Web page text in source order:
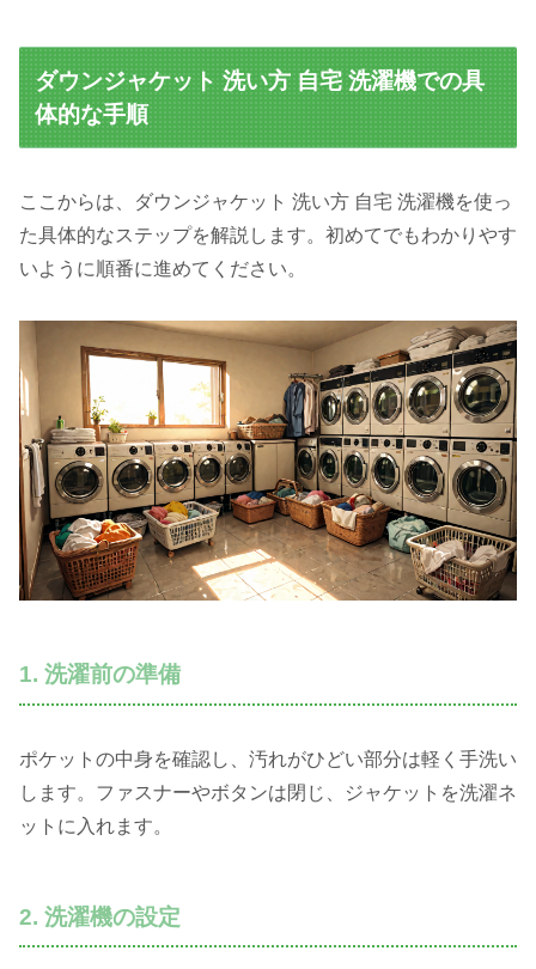
ダウンジャケット 洗い方 自宅 洗濯機での具
体的な手順
ここからは、ダウンジャケット 洗い方 自宅 洗濯機を使っ
た具体的なステップを解説します。初めてでもわかりやす
いように順番に進めてください。
1. 洗濯前の準備
ポケットの中身を確認し、汚れがひどい部分は軽く手洗い
します。ファスナーやボタンは閉じ、ジャケットを洗濯ネ
ットに入れます。
2. 洗濯機の設定